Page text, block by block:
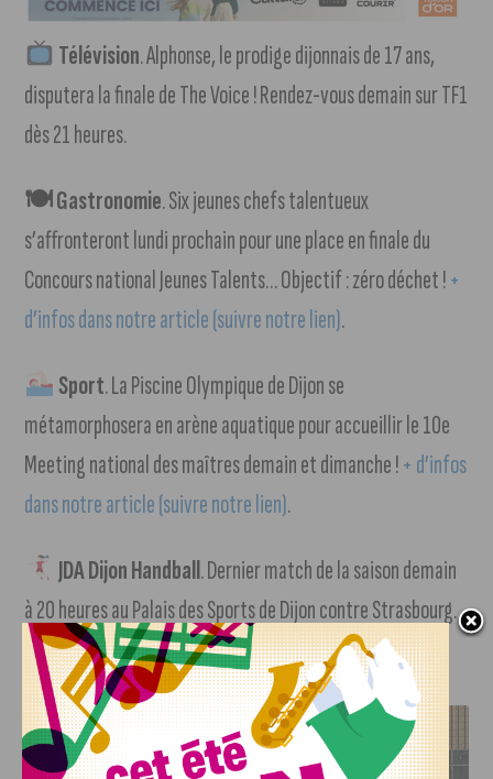
Télévision. Alphonse, le prodige dijonnais de 17 ans,
disputera la finale de The Voice ! Rendez-vous demain sur TF1
dès 21 heures.
🍽 Gastronomie. Six jeunes chefs talentueux
s’affronteront lundi prochain pour une place en finale du
Concours national Jeunes Talents… Objectif : zéro déchet !+
d’infos dans notre article (suivre notre lien).
Sport. La Piscine Olympique de Dijon se
métamorphosera en arène aquatique pour accueillir le 10e
Meeting national des maîtres demain et dimanche !+ d’infos
dans notre article (suivre notre lien).
JDA Dijon Handball. Dernier match de la saison demain
à 20 heures au Palais des Sports de Dijon contre Strasbourg.
J'AIME LE DFCO